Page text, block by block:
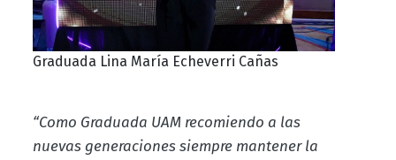
Graduada Lina María Echeverri Cañas
“Como Graduada UAM recomiendo a las
nuevas generaciones siempre mantener la